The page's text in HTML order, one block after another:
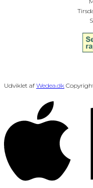
Udviklet af Wedea.dk